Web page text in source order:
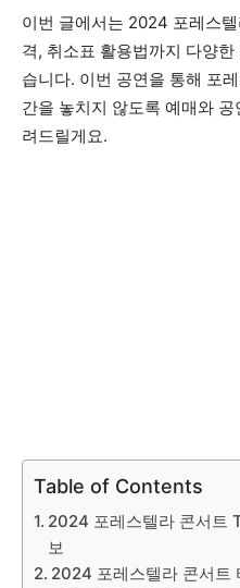
이번 글에서는 2024 포레스
격, 취소표 활용법까지 다양
습니다. 이번 공연을 통해 포
간을 놓치지 않도록 예매와
려드릴게요.
Table of Contents
2024 포레스텔라 콘서트
보
2024 포레스텔라 콘서트